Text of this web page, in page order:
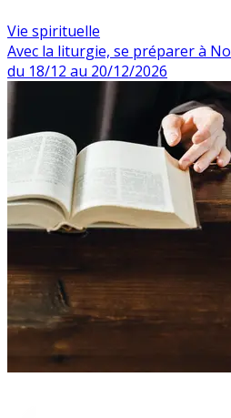
Vie spirituelle
Avec la liturgie, se préparer à
du 18/12 au 20/12/2026